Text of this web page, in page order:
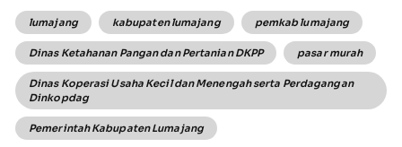
lumajang kabupaten lumajang pemkab lumajang
Dinas Ketahanan Pangan dan Pertanian DKPP pasar murah
Dinas Koperasi Usaha Kecil dan Menengah serta Perdagangan
Dinkopdag
Pemerintah Kabupaten Lumajang